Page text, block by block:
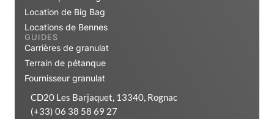
Location de Big Bag
Locations de Bennes
GUIDES
Carrières de granulat
Terrain de pétanque
Fournisseur granulat
CD20 Les Barjaquet, 13340, Rognac
(+33) 06 38 58 69 27